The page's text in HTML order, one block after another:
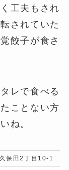
工夫もされ
されていた
餃子が食さ
レで食べる
ことない方
ね。
保田2丁目10-1